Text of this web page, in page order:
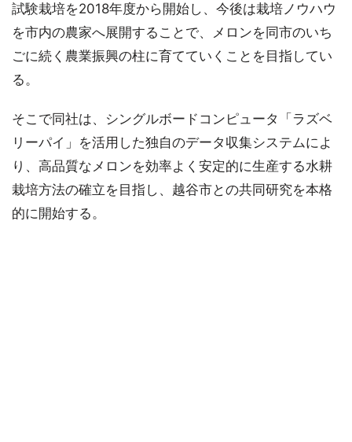
試験栽培を2018年度から開始し、今後は栽培ノウハウ
を市内の農家へ展開することで、メロンを同市のいち
ごに続く農業振興の柱に育てていくことを目指してい
る。
そこで同社は、シングルボードコンピュータ「ラズベ
リーパイ」を活用した独自のデータ収集システムによ
り、高品質なメロンを効率よく安定的に生産する水耕
栽培方法の確立を目指し、越谷市との共同研究を本格
的に開始する。